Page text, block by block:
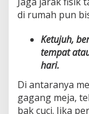
di rumah pun
Ketujuh,
tempat
hari.
Di antaranya
gagang meja,
bak cuci. Jika